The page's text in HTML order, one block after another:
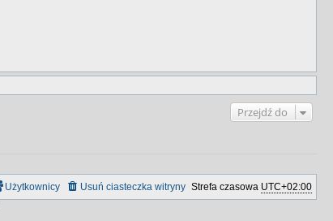
Przejdź do
Strefa czasowa UTC+02:00
Usuń ciasteczka witryny
Użytkownicy